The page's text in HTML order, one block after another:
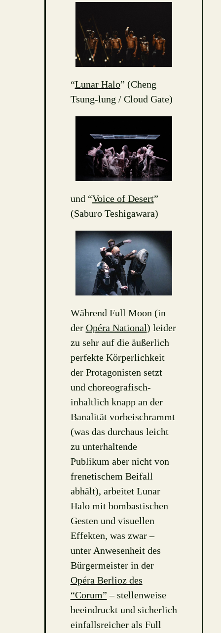
“Lunar Halo” (Cheng
Tsung-lung / Cloud Gate)
und “Voice of Desert”
(Saburo Teshigawara)
Während Full Moon (in
der Opéra National) leider
zu sehr auf die äußerlich
perfekte Körperlichkeit
der Protagonisten setzt
und choreografisch-
inhaltlich knapp an der
Banalität vorbeischrammt
(was das durchaus leicht
zu unterhaltende
Publikum aber nicht von
frenetischem Beifall
abhält), arbeitet Lunar
Halo mit bombastischen
Gesten und visuellen
Effekten, was zwar –
unter Anwesenheit des
Bürgermeister in der
Opéra Berlioz des
“Corum” – stellenweise
beeindruckt und sicherlich
einfallsreicher als Full